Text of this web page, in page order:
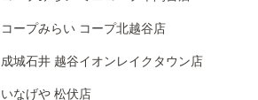
コープみらい コープ北越谷店
成城石井 越谷イオンレイクタウン店
いなげや 松伏店